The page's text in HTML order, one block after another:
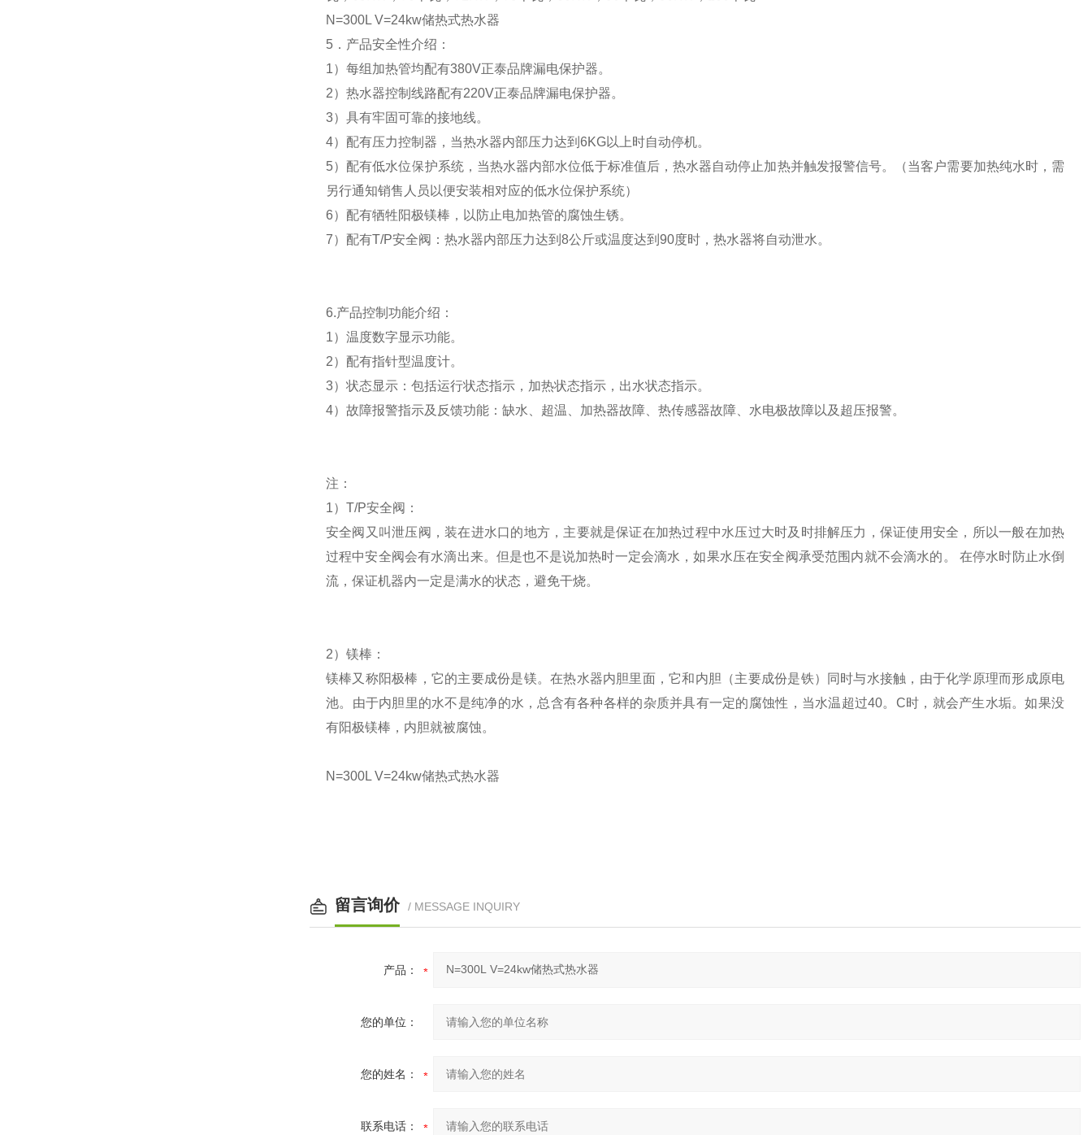
N=300L V=24kw储热式热水器
5 ．产品安全性介绍 ：
1）每组加热管均配有380V正泰品牌漏电保护器。
2）热水器控制线路配有220V正泰品牌漏电保护器。
3）具有牢固可靠的接地线。
4）配有压力控制器，当热水器内部压力达到 6KG以上时自动停机。
5）配有低水位保护系统， 当热水器内部水位低于标准值后，热水器自动停止加热并触发报警信号。（当客户需要加热纯水时，需
另行通知销售人员以便安装相对应的低水位保护系统）
6）配有牺牲阳极镁棒，以防止电加热管的腐蚀生锈。
7）配有T/P安全阀：热水器内部压力达到8公斤或温度达到90度时，热水器将自动泄水。
6.产品控制功能介绍：
1）温度数字显示功能。
2）配有指针型温度计。
3）状态显示：包括运行状态指示，加热状态指示，出水状态指示。
4）故障报警指示及反馈功能：缺水、超温、加热器故障、热传感器故障、水电极故障以及超压报警。
注：
1） T/P安全阀：
安全阀又叫泄压阀 ，装在进水口的地方，主要就是保证在加热过程中水压过大时及时排解压力，保证使用安全，所以一般在加热
过程中安全阀会有水滴出来。但是也不是说加热时一定会滴水，如果水压在安全阀承受范围内就不会滴水的。
在停水时防止水倒
流，保证机器内一定是满水的状态，避免干烧。
2） 镁棒：
镁棒又称阳极棒 ，它的主要成份是镁。在热水器内胆里面，它和内胆（主要成份是铁）同时与水接触，由于化学原理而形成原电
池。由于内胆里的水不是纯净的水，总含有各种各样的杂质并具有一定的腐蚀性，当水温超过40。 C时，就会产生水垢。如果没
有阳极镁棒，内胆就被腐蚀。
N=300L V=24kw储热式热水器
留言询价 / MESSAGE INQUIRY
产品：
您的单位：
您的姓名：
联系电话：